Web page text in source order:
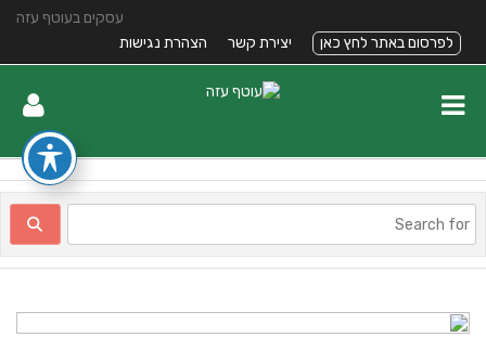
עסקים בעוטף עזה
לפרסום באתר לחץ כאן
יצירת קשר הצהרת נגישות